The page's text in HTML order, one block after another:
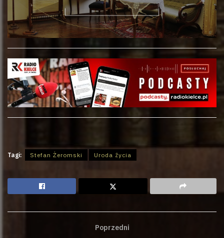
Tagi: Stefan Żeromski Uroda życia
Poprzedni